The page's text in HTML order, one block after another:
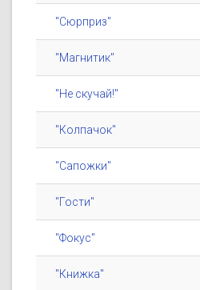
"Сюрприз"
"Магнитик"
"Не скучай!"
"Колпачок"
"Сапожки"
"Гости"
"Фокус"
"Книжка"